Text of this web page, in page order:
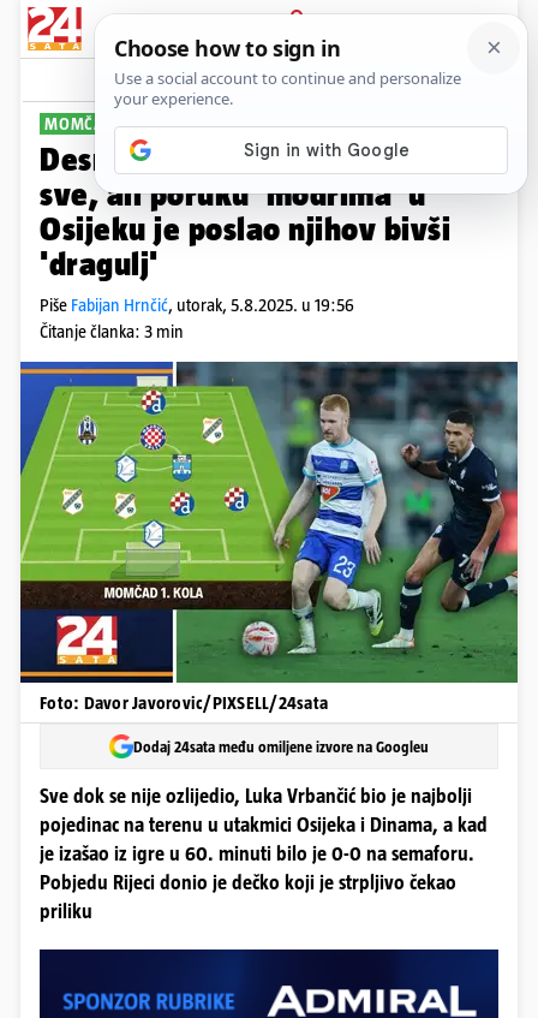
PRIJAVA
Sport Komentari
MOMČAD KOLA PLUS+
Desni bek Dinama oduševio
sve, ali poruku 'modrima' u
Osijeku je poslao njihov bivši
'dragulj'
Piše Fabijan Hrnčić, utorak, 5.8.2025. u 19:56
Čitanje članka: 3 min
Foto: Davor Javorovic/PIXSELL/24sata
Dodaj 24sata među omiljene izvore na Googleu
Sve dok se nije ozlijedio, Luka Vrbančić bio je najbolji
pojedinac na terenu u utakmici Osijeka i Dinama, a kad
je izašao iz igre u 60. minuti bilo je 0-0 na semaforu.
Pobjedu Rijeci donio je dečko koji je strpljivo čekao
priliku